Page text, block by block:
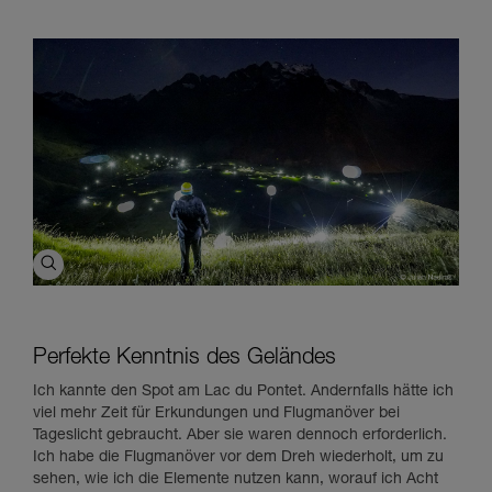
Perfekte Kenntnis des Geländes
Ich kannte den Spot am Lac du Pontet. Andernfalls hätte ich
viel mehr Zeit für Erkundungen und Flugmanöver bei
Tageslicht gebraucht. Aber sie waren dennoch erforderlich.
Ich habe die Flugmanöver vor dem Dreh wiederholt, um zu
sehen, wie ich die Elemente nutzen kann, worauf ich Acht